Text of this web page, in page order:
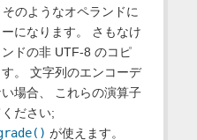
のようなオペランドに
になります。 さもなけ
ドの非 UTF-8 のコピ
。 文字列のエンコーデ
場合、 これらの演算子
ださい;
が使えます。